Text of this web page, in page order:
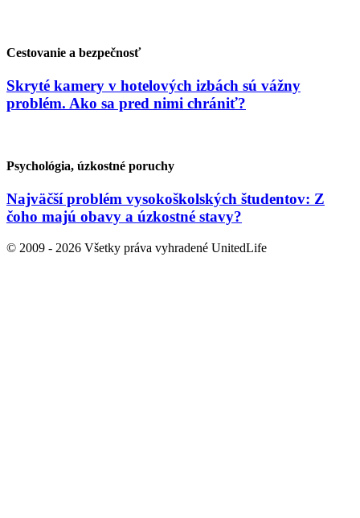
Cestovanie a bezpečnosť
Skryté kamery v hotelových izbách sú vážny
problém. Ako sa pred nimi chrániť?
Psychológia, úzkostné poruchy
Najväčší problém vysokoškolských študentov: Z
čoho majú obavy a úzkostné stavy?
© 2009 - 2026 Všetky práva vyhradené UnitedLife